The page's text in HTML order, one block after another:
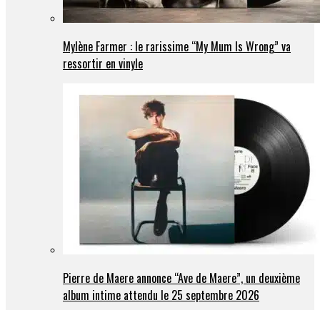
Mylène Farmer : le rarissime “My Mum Is Wrong” va
ressortir en vinyle
Pierre de Maere annonce “Ave de Maere”, un deuxième
album intime attendu le 25 septembre 2026